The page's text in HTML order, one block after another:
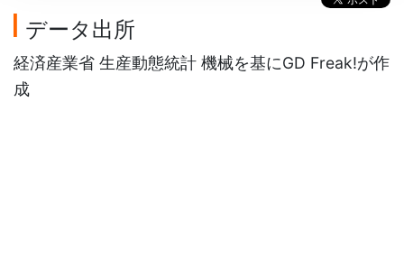
データ出所
経済産業省 生産動態統計 機械を基にGD Freak!が作
成